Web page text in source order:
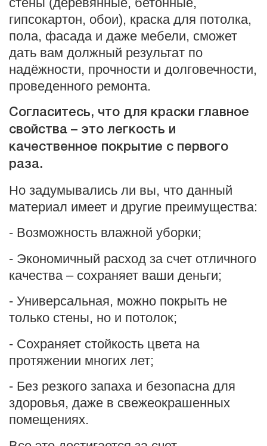
гипсокартон, обои), краска для потолка,
пола, фасада и даже мебели, сможет
дать вам должный результат по
надёжности, прочности и долговечности,
проведенного ремонта.
Согласитесь, что для краски главное
свойства – это легкость и
качественное покрытие с первого
раза.
Но задумывались ли вы, что данный
материал имеет и другие преимущества:
- Возможность влажной уборки;
- Экономичный расход за счет отличного
качества – сохраняет ваши деньги;
- Универсальная, можно покрыть не
только стены, но и потолок;
- Сохраняет стойкость цвета на
протяжении многих лет;
- Без резкого запаха и безопасна для
здоровья, даже в свежеокрашенных
помещениях.